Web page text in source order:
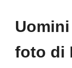
foto di